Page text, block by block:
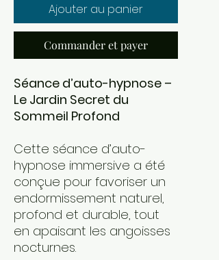
Ajouter au panier
Commander et payer
Séance d’auto-hypnose –
Le Jardin Secret du
Sommeil Profond
Cette séance d’auto-
hypnose immersive a été
conçue pour favoriser un
endormissement naturel,
profond et durable, tout
en apaisant les angoisses
nocturnes.